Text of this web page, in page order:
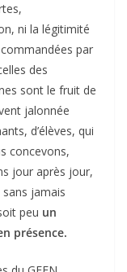
ni la légitimité
par
des
sont le fruit de
jalonnée
d’élèves, qui
concevons,
jour après jour,
jamais
peu un
présence.